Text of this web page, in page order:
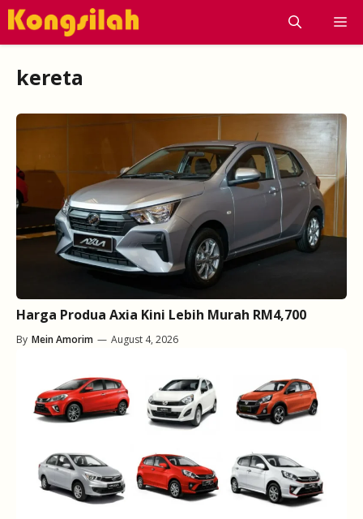
Skip
kereta
Harga Produa Axia Kini Lebih Murah RM4,700
By Mein Amorim — August 4, 2026